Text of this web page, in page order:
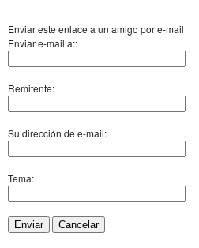
Enviar este enlace a un amigo por e-mail
Enviar e-mail a::
Remitente:
Su dirección de e-mail:
Tema:
Enviar Cancelar